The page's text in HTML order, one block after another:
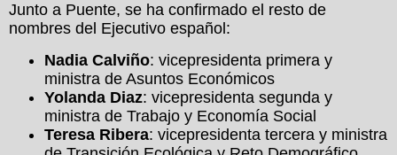
Junto a Puente, se ha confirmado el resto de
nombres del Ejecutivo español:
Nadia Calviño: vicepresidenta primera y
ministra de Asuntos Económicos
Yolanda Diaz: vicepresidenta segunda y
ministra de Trabajo y Economía Social
Teresa Ribera: vicepresidenta tercera y ministra